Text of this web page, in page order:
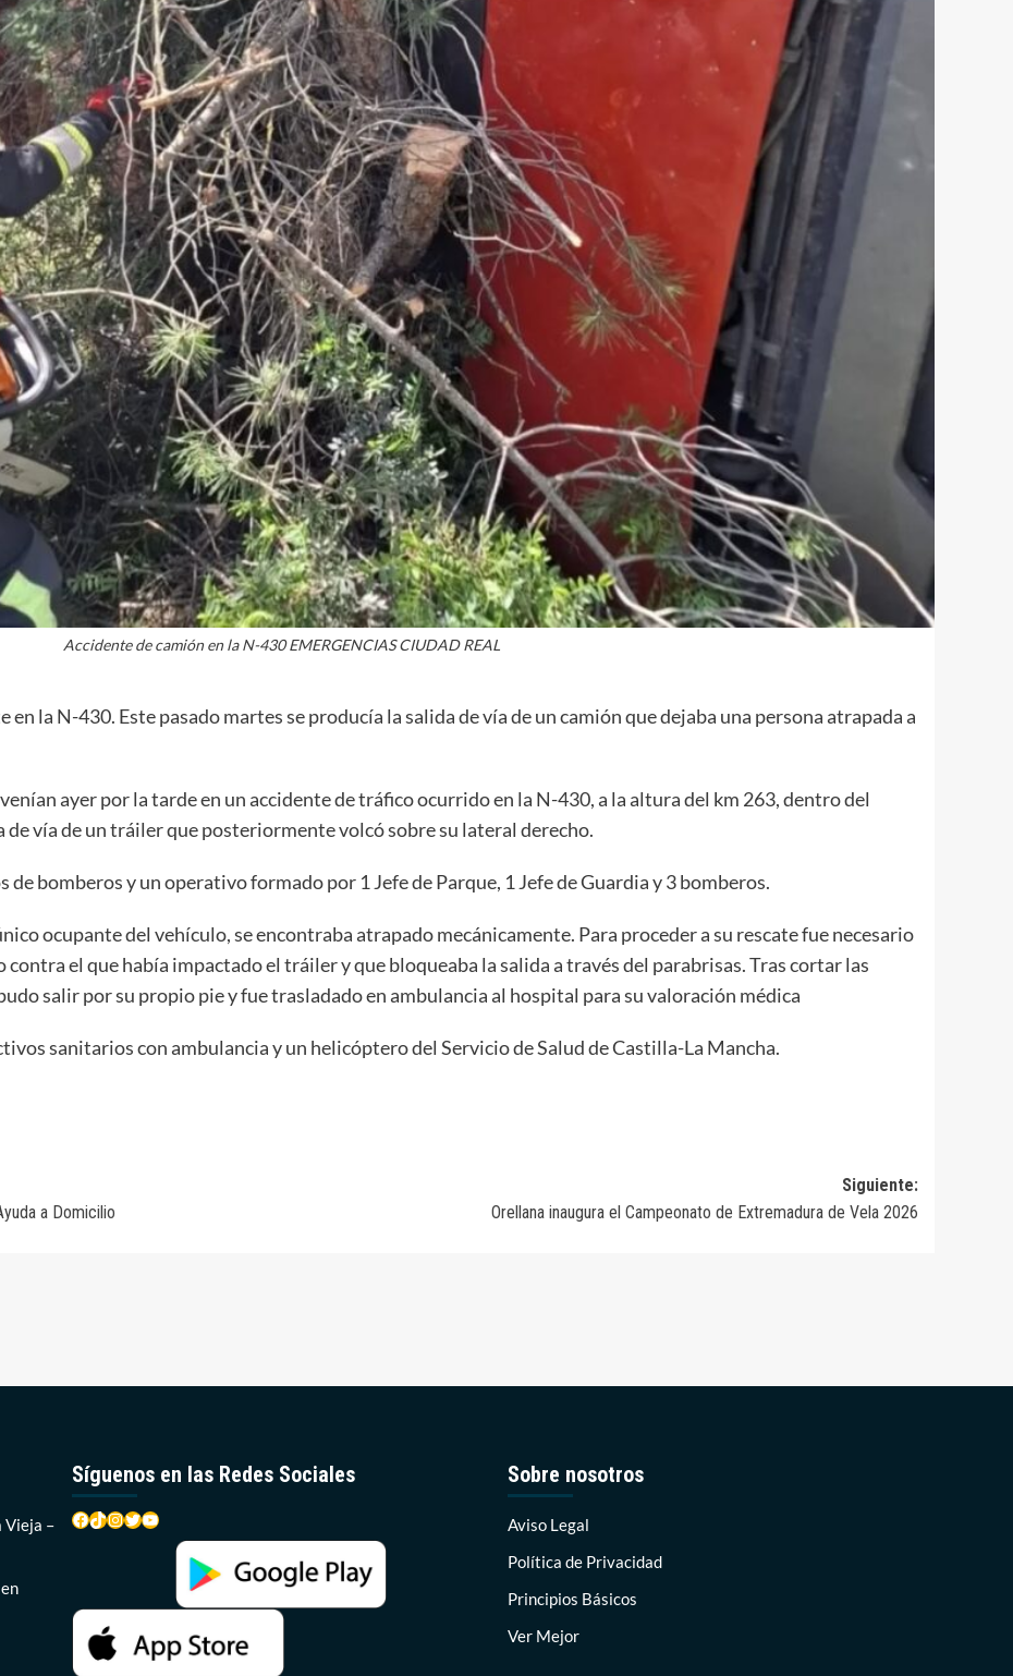
Accidente de camión en la N-430 EMERGENCIAS CIUDAD REAL
la N-430. Este pasado martes se producía la salida de vía de un camión que dejaba una persona atrapada a
ayer por la tarde en un accidente de tráfico ocurrido en la N-430, a la altura del km 263, dentro del
vía de un tráiler que posteriormente volcó sobre su lateral derecho.
bomberos y un operativo formado por 1 Jefe de Parque, 1 Jefe de Guardia y 3 bomberos.
ocupante del vehículo, se encontraba atrapado mecánicamente. Para proceder a su rescate fue necesario
el que había impactado el tráiler y que bloqueaba la salida a través del parabrisas. Tras cortar las
salir por su propio pie y fue trasladado en ambulancia al hospital para su valoración médica
sanitarios con ambulancia y un helicóptero del Servicio de Salud de Castilla-La Mancha.
a Domicilio
Siguiente:
Orellana inaugura el Campeonato de Extremadura de Vela 2026
Vieja –
Síguenos en las Redes Sociales
Facebook
TikTok
Instagram
Twitter
YouTube
Sobre nosotros
Aviso Legal
Política de Privacidad
Principios Básicos
Ver Mejor